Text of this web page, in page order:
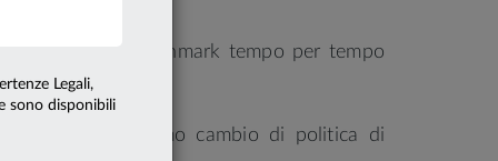
Legali,
sono disponibili
il benchmark tempo per tempo
la data dell'ultimo cambio di politica di